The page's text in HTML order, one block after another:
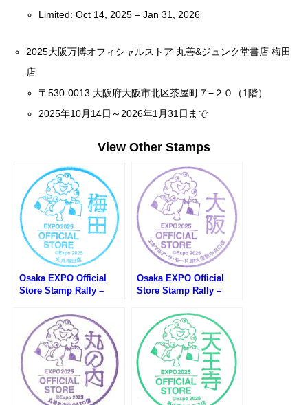
Limited: Oct 14, 2025 – Jan 31, 2026
2025大阪万博オフィシャルストア 丸善&ジュンク堂書店 梅田
店
〒530-0013 大阪府大阪市北区茶屋町７−２０（1階）
2025年10月14日～2026年1月31日まで
View Other Stamps
Osaka EXPO Official
Store Stamp Rally –
(大阪万博オフィシャルス
トアスタンプラリー・大
丸梅田店)
Osaka EXPO Official
Store Stamp Rally –
Osaka Station Central
Gate Store (大阪万博オ
フィシャルストアスタン
プラリー・エキマルアラ
モードJR大阪駅中央口店)